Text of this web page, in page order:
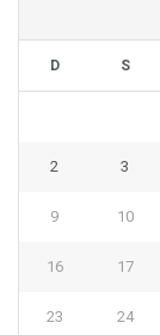
D S
2 3
9 10
16 17
23 24